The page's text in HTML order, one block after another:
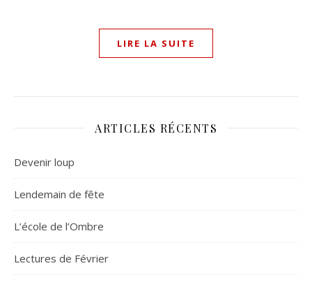
LIRE LA SUITE
ARTICLES RÉCENTS
Devenir loup
Lendemain de fête
L’école de l’Ombre
Lectures de Février